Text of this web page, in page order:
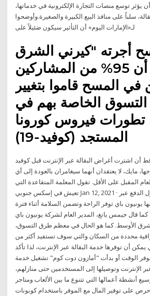
يؤثر توسع منصات التجارة الإلكترونية في خدماتها،
سلباً على منافذ البيع الكبيرة والصغيرة.وأوضحوا
لـ«الإمارات اليوم» أن التأثير سيكون ضئيلاً على
"كيرني الشرق
الأوسط" أن 95% من المشاركين
في المسح قاموا بتغيير
الخاصة بهم في
فيروس كورونا
المستجد (كوفيد-19)
أن اشترت أغراض البقالة عبر الإنترنت قبل كوفيد
مايك، لا يعتقدان أنهما سيغامران بالعودة إلى أي
المقبل على الأقل. تقول المعلمة المتقاعدة التي
تعيش في إسكس جنوبي Jan 12, 2021 · ولا شك أن حلول الدفع عبر
يونيون باي توفر الراحة وتضمن السلامة أثناء فترة
كما قال جيمس يانغ، المدير العام لشركة يونيون باي
الأوسط. كما هو الحال في معظم طرق التسوق،
محددة من السكان والتي سوف تستفيد أكثر من
أن توفرها خدمة البقالة عبر الإنترنت، لذا تأكد
الوقت أو بدأت "أمازون دوت كوم" تشغيل خدمة
الإنترنت وتوصيلها إلى المستخدمين حتى منازلهم،
أنشطة أعمالها التي تتنوع ما بين الألعاب ومتاجر
احرص على توفير المال مع الموفر باستخدام كوبونات